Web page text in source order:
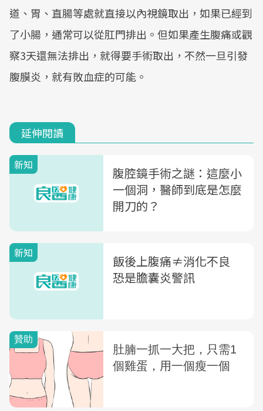
道、胃、直腸等處就直接以內視鏡取出，如果已經到
了小腸，通常可以從肛門排出。但如果產生腹痛或觀
察3天還無法排出，就得要手術取出，不然一旦引發
腹膜炎，就有敗血症的可能。
延伸閱讀
新知
腹腔鏡手術之謎：這麼小
一個洞，醫師到底是怎麼
開刀的？
新知
飯後上腹痛≠消化不良
恐是膽囊炎警訊